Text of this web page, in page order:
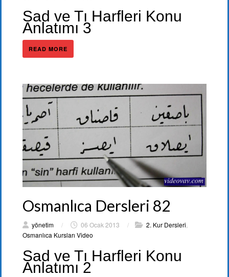
Sad ve Tı Harfleri Konu
Anlatımı 3
READ MORE
Osmanlıca Dersleri 82
yönetim / 06 Ocak 2013 / 2. Kur Dersleri,
Osmanlıca Kursları Video
Sad ve Tı Harfleri Konu
Anlatımı 2